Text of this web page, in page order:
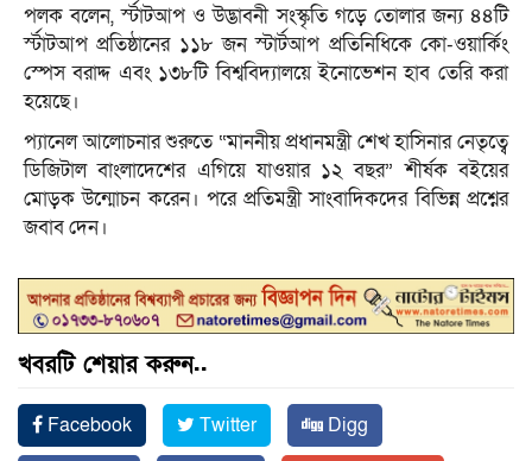
পলক বলেন, র্স্টাটআপ ও উদ্ভাবনী সংস্কৃতি গড়ে তোলার জন্য ৪৪টি
র্স্টাটআপ প্রতিষ্ঠানের ১১৮ জন স্টার্টআপ প্রতিনিধিকে কো-ওয়ার্কিং
স্পেস বরাদ্দ এবং ১৩৮টি বিশ্ববিদ্যালয়ে ইনোভেশন হাব তেরি করা
হয়েছে।
প্যানেল আলোচনার শুরুতে “মাননীয় প্রধানমন্ত্রী শেখ হাসিনার নেতৃত্বে
ডিজিটাল বাংলাদেশের এগিয়ে যাওয়ার ১২ বছর” শীর্ষক বইয়ের
মোড়ক উন্মোচন করেন। পরে প্রতিমন্ত্রী সাংবাদিকদের বিভিন্ন প্রশ্নের
জবাব দেন।
খবরটি শেয়ার করুন..
Facebook Twitter
Digg